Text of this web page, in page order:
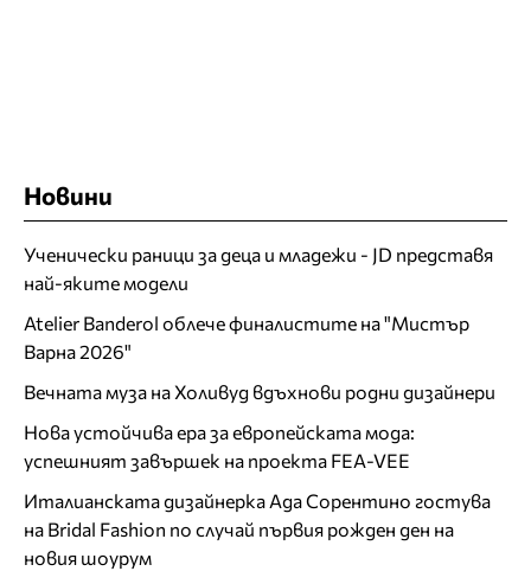
Новини
Ученически раници за деца и младежи - JD представя
най-яките модели
Atelier Banderol облече финалистите на "Мистър
Варна 2026"
Вечната муза на Холивуд вдъхнови родни дизайнери
Нова устойчива ера за европейската мода:
успешният завършек на проекта FEA-VEE
Италианската дизайнерка Ада Сорентино гостува
на Bridal Fashion по случай първия рожден ден на
новия шоурум